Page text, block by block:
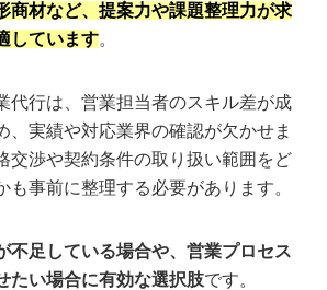
商材など、提案力や課題整理力が求
しています。
代行は、営業担当者のスキル差が成
、実績や対応業界の確認が欠かせま
交渉や契約条件の取り扱い範囲をど
も事前に整理する必要があります。
不足している場合や、営業プロセス
たい場合に有効な選択肢です。